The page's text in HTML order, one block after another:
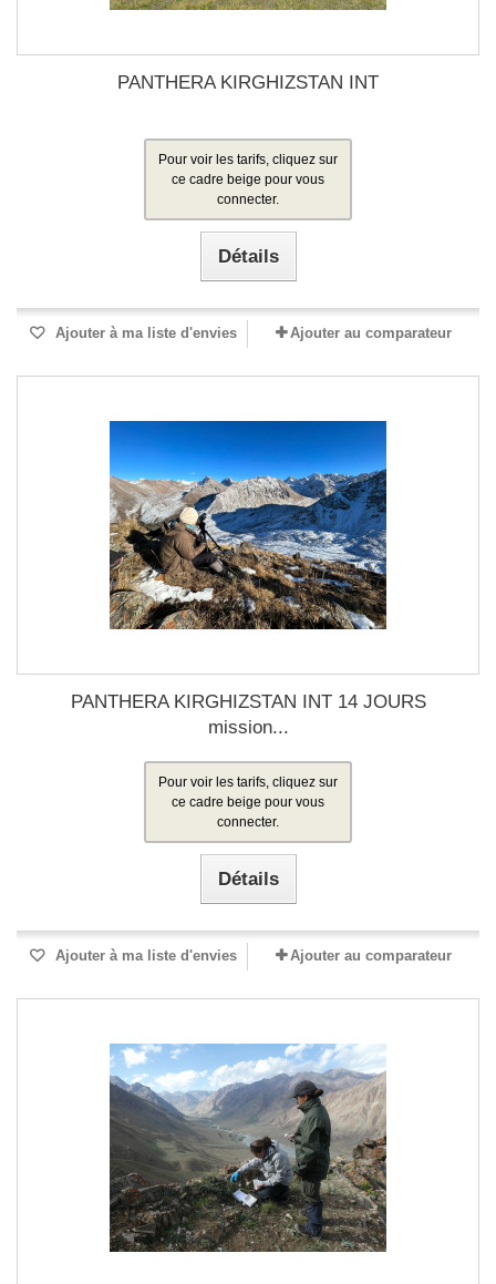
PANTHERA KIRGHIZSTAN INT
Pour voir les tarifs, cliquez sur
ce cadre beige pour vous
connecter.
Détails
Ajouter à ma liste d'envies Ajouter au comparateur
PANTHERA KIRGHIZSTAN INT 14 JOURS
mission...
Pour voir les tarifs, cliquez sur
ce cadre beige pour vous
connecter.
Détails
Ajouter à ma liste d'envies Ajouter au comparateur